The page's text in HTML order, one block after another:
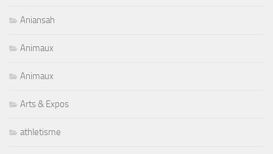
Aniansah
Animaux
Animaux
Arts & Expos
athletisme